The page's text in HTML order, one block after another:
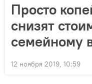
Просто
снизят
семейному
12 ноября 2019, 10:59